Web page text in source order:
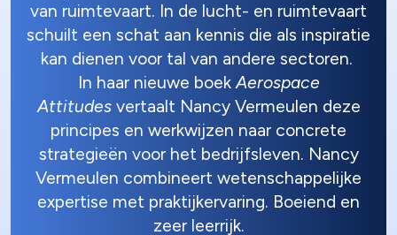
van ruimtevaart. In de lucht- en ruimtevaart
schuilt een schat aan kennis die als inspiratie
kan dienen voor tal van andere sectoren.
In haar nieuwe boekAerospace
Attitudes vertaalt Nancy Vermeulen deze
principes en werkwijzen naar concrete
strategieën voor het bedrijfsleven. Nancy
Vermeulen combineert wetenschappelijke
expertise met praktijkervaring. Boeiend en
zeer leerrijk.